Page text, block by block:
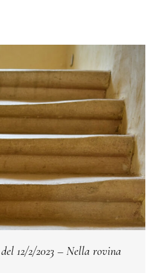
12/2/2023 – Nella rovina